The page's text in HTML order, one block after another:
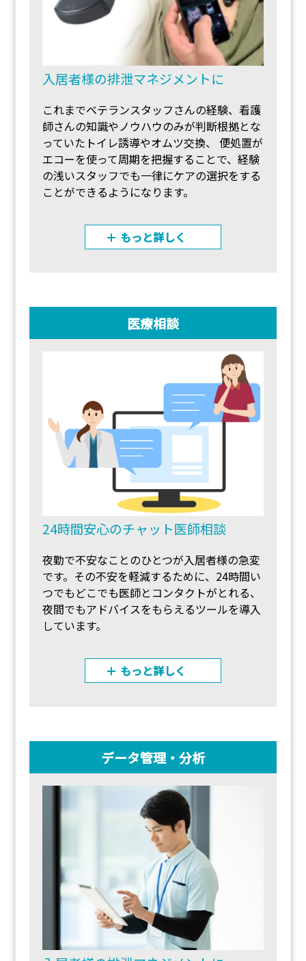
入居者様の排泄マネジメントに
これまでベテランスタッフさんの経験、看護
師さんの知識やノウハウのみが判断根拠とな
っていたトイレ誘導やオムツ交換、 便処置が
エコーを使って周期を把握することで、経験
の浅いスタッフでも一律にケアの選択をする
ことができるようになります。
もっと詳しく
医療相談
24時間安心のチャット医師相談
夜勤で不安なことのひとつが入居者様の急変
です。その不安を軽減するために、24時間い
つでもどこでも医師とコンタクトがとれる、
夜間でもアドバイスをもらえるツールを導入
しています。
もっと詳しく
データ管理・分析